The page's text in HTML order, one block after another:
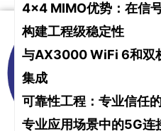
要
内
4×4 MIMO优势：在信
构建工程级稳定性
与AX3000 WiFi 6和双
集成
可靠性工程：专业信任
专业应用场景中的5G连